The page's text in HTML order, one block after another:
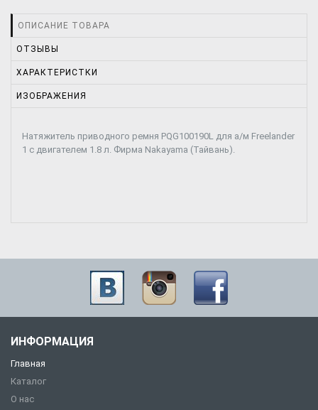
ОПИСАНИЕ ТОВАРА
ОТЗЫВЫ
ХАРАКТЕРИСТКИ
ИЗОБРАЖЕНИЯ
Натяжитель приводного ремня PQG100190L для а/м Freelander
1 с двигателем 1.8 л. Фирма Nakayama (Тайвань).
ИНФОРМАЦИЯ
Главная
Каталог
О нас